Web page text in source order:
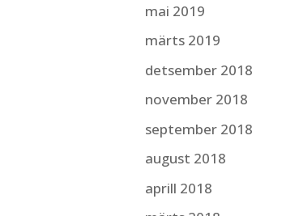
mai 2019
märts 2019
detsember 2018
november 2018
september 2018
august 2018
aprill 2018